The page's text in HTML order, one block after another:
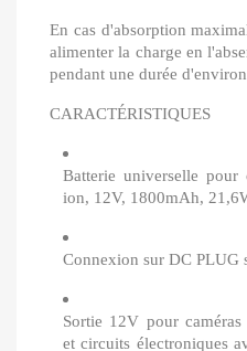
En cas d'absorption
alimenter la charge en
pendant une durée
CARACTÉRISTIQUES
Batterie universelle
ion, 12V, 1800mAh,
Connexion sur DC PLUG
Sortie 12V pour
et circuits électroniques